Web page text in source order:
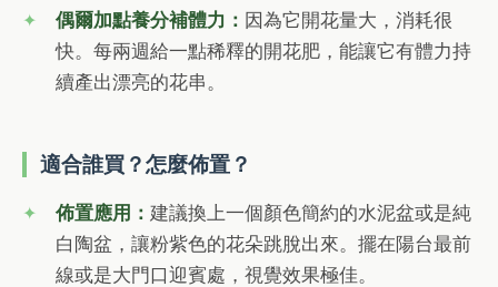
偶爾加點養分補體力： 因為它開花量大，消耗很
快。每兩週給一點稀釋的開花肥，能讓它有體力持
續產出漂亮的花串。
適合誰買？怎麼佈置？
佈置應用：建議換上一個顏色簡約的水泥盆或是純
白陶盆，讓粉紫色的花朵跳脫出來。擺在陽台最前
線或是大門口迎賓處，視覺效果極佳。